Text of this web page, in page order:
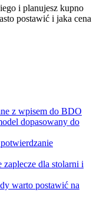
i planujesz kupno
postawić i jaka cena
z wpisem do BDO
dopasowany do
dla stolarni i
warto postawić na